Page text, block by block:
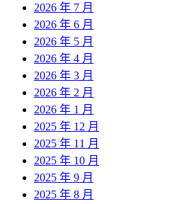
2026 年 7 月
2026 年 6 月
2026 年 5 月
2026 年 4 月
2026 年 3 月
2026 年 2 月
2026 年 1 月
2025 年 12 月
2025 年 11 月
2025 年 10 月
2025 年 9 月
2025 年 8 月